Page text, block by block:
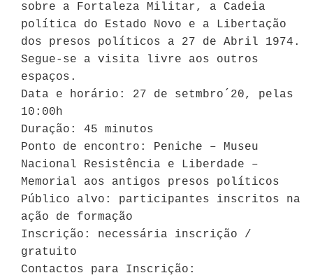
sobre a Fortaleza Militar, a Cadeia
política do Estado Novo e a Libertação
dos presos políticos a 27 de Abril 1974.
Segue-se a visita livre aos outros
espaços.
Data e horário: 27 de setmbro´20, pelas
10:00h
Duração: 45 minutos
Ponto de encontro: Peniche – Museu
Nacional Resistência e Liberdade –
Memorial aos antigos presos políticos
Público alvo: participantes inscritos na
ação de formação
Inscrição: necessária inscrição /
gratuito
Contactos para Inscrição: